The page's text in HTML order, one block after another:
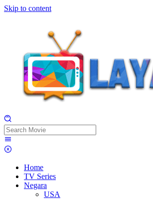
Skip to content
Home
TV Series
Negara
USA